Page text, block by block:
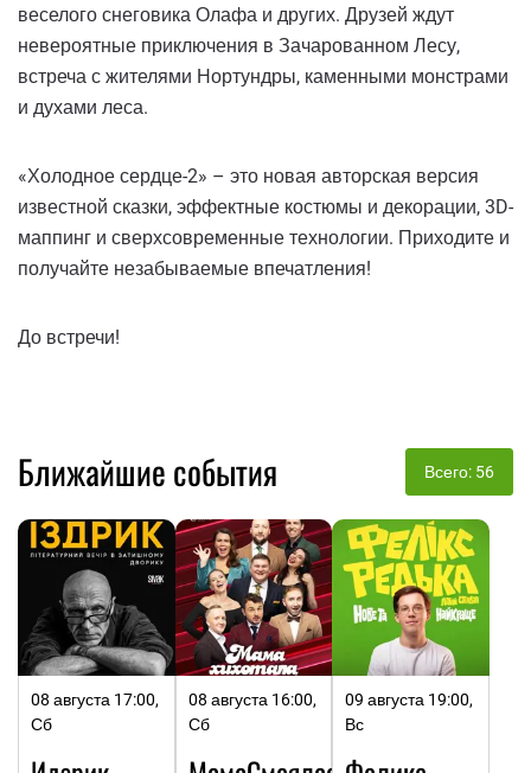
веселого снеговика Олафа и других. Друзей ждут
невероятные приключения в Зачарованном Лесу,
встреча с жителями Нортундры, каменными монстрами
и духами леса.
«Холодное сердце-2» – это новая авторская версия
известной сказки, эффектные костюмы и декорации, 3D-
маппинг и сверхсовременные технологии. Приходите и
получайте незабываемые впечатления!
До встречи!
Ближайшие события Всего: 56
08 августа 17:00,
Сб
08 августа 16:00,
Сб
09 августа 19:00,
Вс